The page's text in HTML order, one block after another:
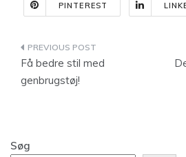
PINTEREST
Indlægsnavigation
Få bedre stil med
genbrugstøj!
Søg